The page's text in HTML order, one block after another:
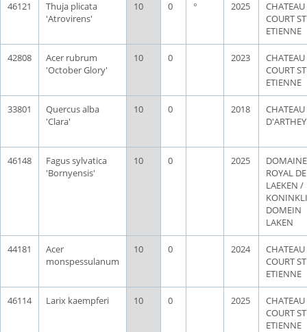
46121
Thuja plicata
'Atrovirens'
10 0 ° 2025
CHATEAU
COURT ST
ETIENNE
42808
Acer rubrum
'October Glory'
10 0 2023
CHATEAU
COURT ST
ETIENNE
33801
Quercus alba
'Clara'
10 0 2018
CHATEAU
D'ARTHEY
46148
Fagus sylvatica
'Bornyensis'
10 0 2025
DOMAINE
ROYAL DE
LAEKEN /
DOMEIN
LAKEN
44181
Acer
monspessulanum
10 0 2024
CHATEAU
COURT ST
ETIENNE
46114 Larix kaempferi 10 0 2025
CHATEAU
COURT ST
ETIENNE